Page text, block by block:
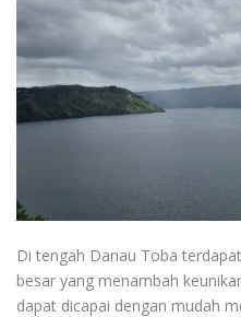
Di tengah Danau Toba
besar yang menambah
dapat dicapai dengan mudah